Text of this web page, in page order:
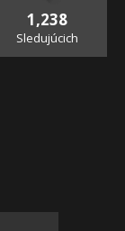
1,238
Sledujúcich